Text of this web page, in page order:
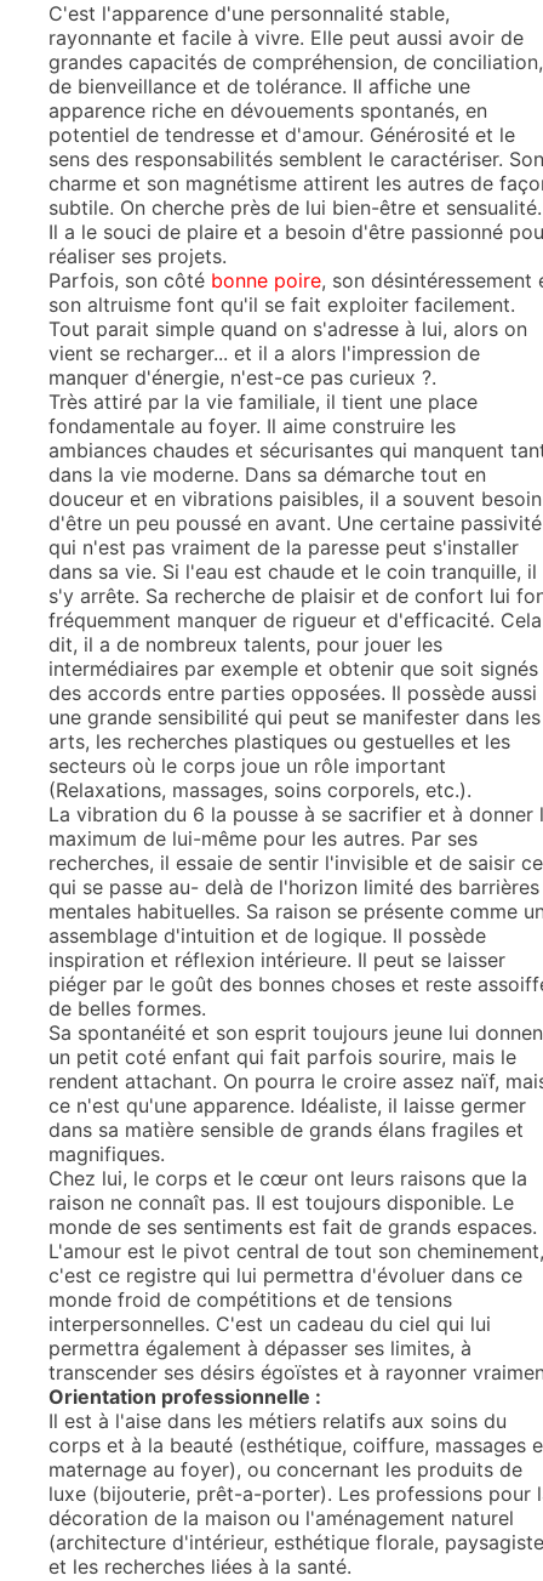
C'est l'apparence d'une personnalité stable,
rayonnante et facile à vivre. Elle peut aussi avoir de
grandes capacités de compréhension, de conciliation,
de bienveillance et de tolérance. Il affiche une
apparence riche en dévouements spontanés, en
potentiel de tendresse et d'amour. Générosité et le
sens des responsabilités semblent le caractériser. Son
charme et son magnétisme attirent les autres de
subtile. On cherche près de lui bien-être et sensualité.
Il a le souci de plaire et a besoin d'être passionné
réaliser ses projets.
Parfois, son côté bonne poire, son désintéressement
son altruisme font qu'il se fait exploiter facilement.
Tout parait simple quand on s'adresse à lui, alors on
vient se recharger... et il a alors l'impression de
manquer d'énergie, n'est-ce pas curieux ?.
Très attiré par la vie familiale, il tient une place
fondamentale au foyer. Il aime construire les
ambiances chaudes et sécurisantes qui manquent
dans la vie moderne. Dans sa démarche tout en
douceur et en vibrations paisibles, il a souvent besoin
d'être un peu poussé en avant. Une certaine passivité
qui n'est pas vraiment de la paresse peut s'installer
dans sa vie. Si l'eau est chaude et le coin tranquille, il
s'y arrête. Sa recherche de plaisir et de confort lui
fréquemment manquer de rigueur et d'efficacité. Cela
dit, il a de nombreux talents, pour jouer les
intermédiaires par exemple et obtenir que soit signés
des accords entre parties opposées. Il possède aussi
une grande sensibilité qui peut se manifester dans les
arts, les recherches plastiques ou gestuelles et les
secteurs où le corps joue un rôle important
(Relaxations, massages, soins corporels, etc.).
La vibration du 6 la pousse à se sacrifier et à donner
maximum de lui-même pour les autres. Par ses
recherches, il essaie de sentir l'invisible et de saisir ce
qui se passe au- delà de l'horizon limité des barrières
mentales habituelles. Sa raison se présente comme
assemblage d'intuition et de logique. Il possède
inspiration et réflexion intérieure. Il peut se laisser
piéger par le goût des bonnes choses et reste
de belles formes.
Sa spontanéité et son esprit toujours jeune lui
un petit coté enfant qui fait parfois sourire, mais le
rendent attachant. On pourra le croire assez naïf,
ce n'est qu'une apparence. Idéaliste, il laisse germer
dans sa matière sensible de grands élans fragiles et
magnifiques.
Chez lui, le corps et le cœur ont leurs raisons que la
raison ne connaît pas. Il est toujours disponible. Le
monde de ses sentiments est fait de grands espaces.
L'amour est le pivot central de tout son cheminement,
c'est ce registre qui lui permettra d'évoluer dans ce
monde froid de compétitions et de tensions
interpersonnelles. C'est un cadeau du ciel qui lui
permettra également à dépasser ses limites, à
transcender ses désirs égoïstes et à rayonner
Orientation professionnelle :
Il est à l'aise dans les métiers relatifs aux soins du
corps et à la beauté (esthétique, coiffure, massages
maternage au foyer), ou concernant les produits de
luxe (bijouterie, prêt-a-porter). Les professions pour
décoration de la maison ou l'aménagement naturel
(architecture d'intérieur, esthétique florale,
et les recherches liées à la santé.